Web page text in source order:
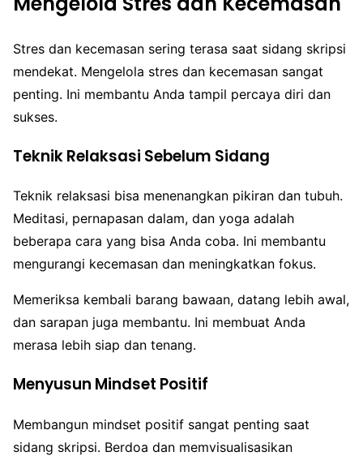
Stres dan kecemasan sering terasa saat sidang skripsi
mendekat. Mengelola stres dan kecemasan sangat
penting. Ini membantu Anda tampil percaya diri dan
sukses.
Teknik Relaksasi Sebelum Sidang
Teknik relaksasi bisa menenangkan pikiran dan tubuh.
Meditasi, pernapasan dalam, dan yoga adalah
beberapa cara yang bisa Anda coba. Ini membantu
mengurangi kecemasan dan meningkatkan fokus.
Memeriksa kembali barang bawaan, datang lebih awal,
dan sarapan juga membantu. Ini membuat Anda
merasa lebih siap dan tenang.
Menyusun Mindset Positif
Membangun mindset positif sangat penting saat
sidang skripsi. Berdoa dan memvisualisasikan